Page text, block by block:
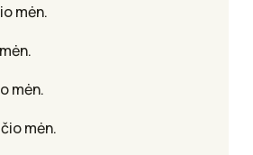
mėn.
mėn.
mėn.